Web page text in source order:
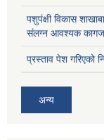
पशुपंक्षी विकास
संलग्न आवश्यक
प्रस्ताव पेश गरिएको
अन्य